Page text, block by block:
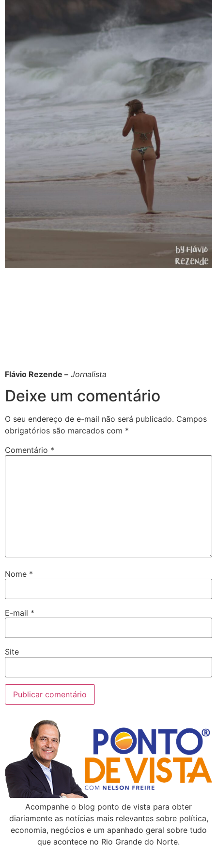
Flávio Rezende – Jornalista
Deixe um comentário
O seu endereço de e-mail não será publicado. Campos
obrigatórios são marcados com *
Comentário *
Nome *
E-mail *
Site
Acompanhe o blog ponto de vista para obter
diariamente as notícias mais relevantes sobre política,
economia, negócios e um apanhado geral sobre tudo
que acontece no Rio Grande do Norte.